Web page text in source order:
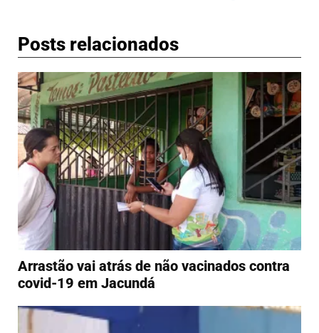
Posts relacionados
Arrastão vai atrás de não vacinados contra
covid-19 em Jacundá